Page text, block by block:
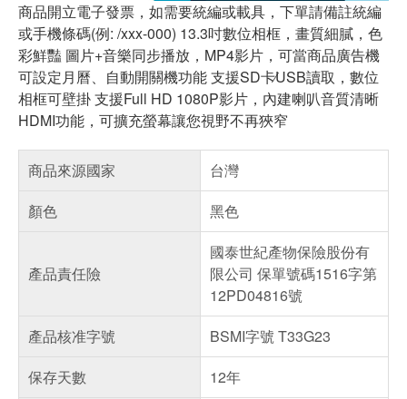
商品開立電子發票，如需要統編或載具，下單請備註統編
或手機條碼(例: /xxx-000) 13.3吋數位相框，畫質細膩，色
彩鮮豔 圖片+音樂同步播放，MP4影片，可當商品廣告機
可設定月曆、自動開關機功能 支援SD卡∕USB讀取，數位
相框可壁掛 支援Full HD 1080P影片，內建喇叭音質清晰
HDMI功能，可擴充螢幕讓您視野不再狹窄
商品來源國家
台灣
顏色
黑色
產品責任險
國泰世紀產物保險股份有
限公司 保單號碼1516字第
12PD04816號
產品核准字號
BSMI字號 T33G23
保存天數
12年